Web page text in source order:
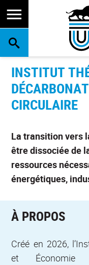
RECHERCHE
INSTITUT
CIRCULAIRE
La transition vers
être dissociée de
ressources
énergétiques,
À PROPOS
Créé en 2026,
et Économie